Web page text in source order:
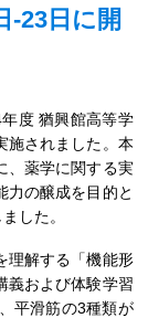
-23日に開
度 猶興館高等学
施されました。本
、薬学に関する実
力の醸成を目的と
した。
理解する「機能形
義および体験学習
平滑筋の3種類が